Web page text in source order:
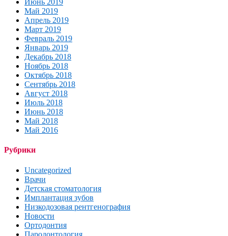
Июнь 2019
Май 2019
Апрель 2019
Март 2019
Февраль 2019
Январь 2019
Декабрь 2018
Ноябрь 2018
Октябрь 2018
Сентябрь 2018
Август 2018
Июль 2018
Июнь 2018
Май 2018
Май 2016
Рубрики
Uncategorized
Врачи
Детская стоматология
Имплантация зубов
Низкодозовая рентгенография
Новости
Ортодонтия
Пародонтология